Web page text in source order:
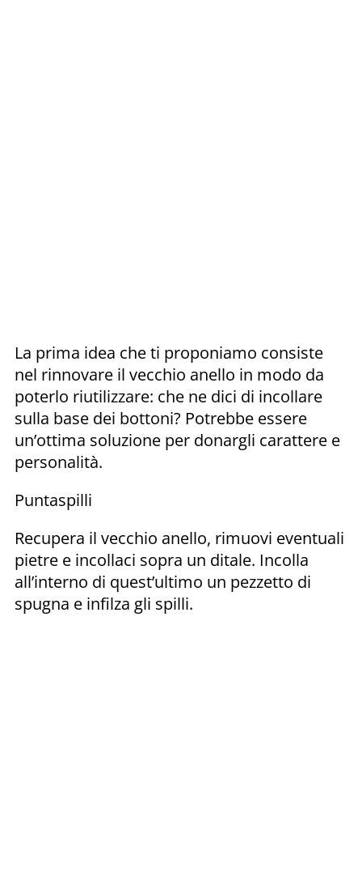
La prima idea che ti proponiamo consiste
nel rinnovare il vecchio anello in modo da
poterlo riutilizzare: che ne dici di incollare
sulla base dei bottoni? Potrebbe essere
un’ottima soluzione per donargli carattere e
personalità.
Puntaspilli
Recupera il vecchio anello, rimuovi eventuali
pietre e incollaci sopra un ditale. Incolla
all’interno di quest’ultimo un pezzetto di
spugna e infilza gli spilli.